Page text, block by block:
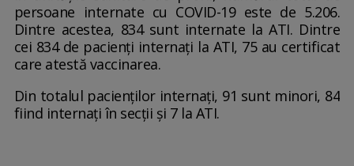
persoane internate cu COVID-19 este de 5.206.
Dintre acestea, 834 sunt internate la ATI. Dintre
cei 834 de pacienți internați la ATI, 75 au certificat
care atestă vaccinarea.
Din totalul pacienților internați, 91 sunt minori, 84
fiind internați în secții și 7 la ATI.